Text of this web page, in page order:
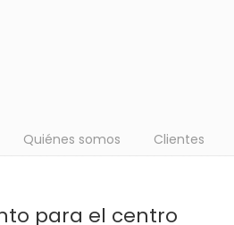
Quiénes somos Clientes
para el centro